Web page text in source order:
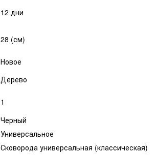
12 дни
28 (см)
Новое
Дерево
1
Черный
Универсальное
Сковорода универсальная (классическая)